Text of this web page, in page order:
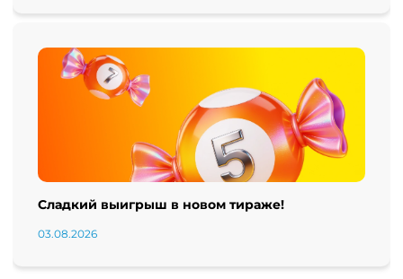
Сладкий выигрыш в новом тираже!
03.08.2026